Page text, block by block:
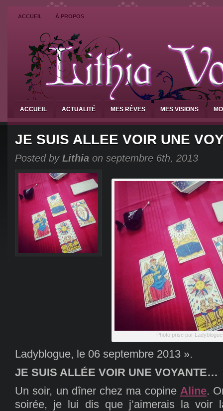
ACCUEIL À PROPOS
ACCUEIL ACTUALITÉ MES RÊVES MES VISIONS
JE SUIS ALLEE VOIR UNE
Posted by Lithia on septembre 6th, 2013
Photo prise par Ladyblogue
Ladyblogue, le 06 septembre 2013 ».
JE SUIS ALLÉE VOIR UNE VOYANTE…
Un soir, un dîner chez ma copine Aline.
soirée, je lui dis que j’aimerais la voir